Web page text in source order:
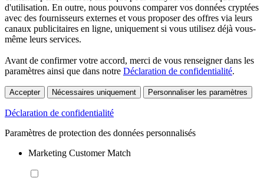
d'utilisation. En outre, nous pouvons comparer vos données cryptées
avec des fournisseurs externes et vous proposer des offres via leurs
canaux publicitaires en ligne, uniquement si vous utilisez déjà vous-
même leurs services.
Avant de confirmer votre accord, merci de vous renseigner dans les
paramètres ainsi que dans notre Déclaration de confidentialité.
Accepter Nécessaires uniquement Personnaliser les paramètres
Déclaration de confidentialité
Paramètres de protection des données personnalisés
Marketing Customer Match